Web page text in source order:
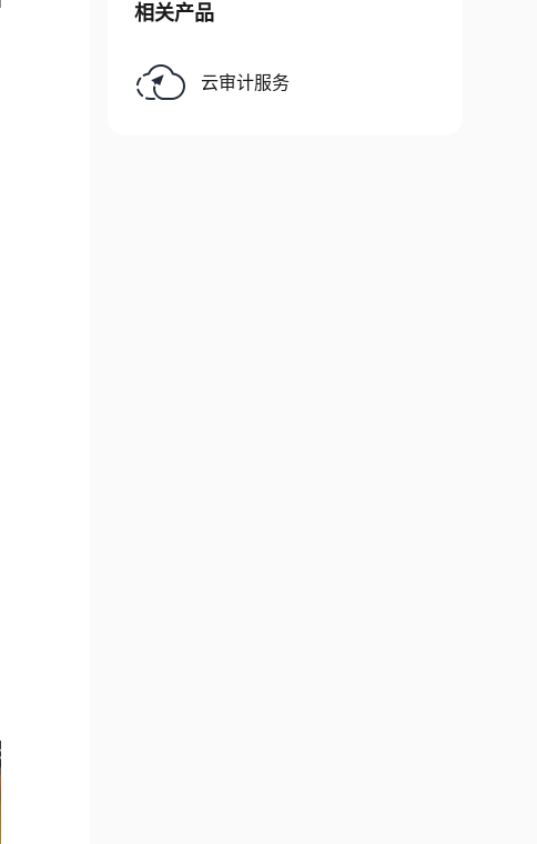
相关产品
云审计服务